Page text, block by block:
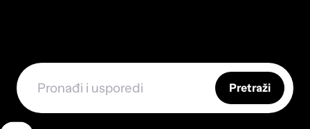
Pretraži